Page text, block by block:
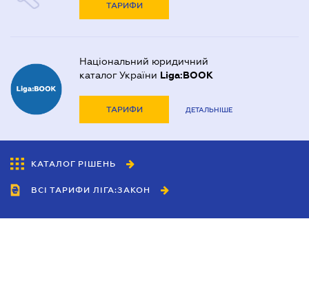
ТАРИФИ
Національний юридичний
каталог України Liga:BOOK
ТАРИФИ ДЕТАЛЬНІШЕ
КАТАЛОГ РІШЕНЬ
ВСІ ТАРИФИ ЛІГА:ЗАКОН